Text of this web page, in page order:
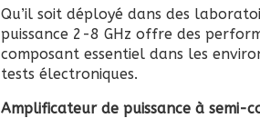
Qu’il soit déployé dans des
puissance 2-8 GHz offre des
composant essentiel dans les
tests électroniques.
Amplificateur de puissance à semi-